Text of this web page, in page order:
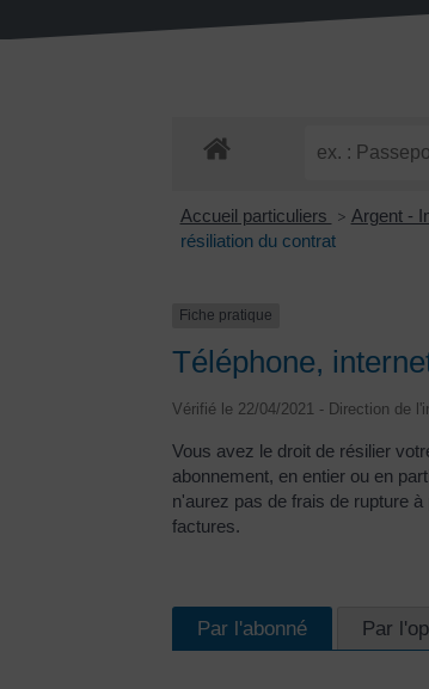
Accueil particuliers > Argent -
résiliation du contrat
Fiche pratique
Téléphone,
Vérifié le 22/04/2021 - Direction de
Vous avez le droit de résilier
abonnement, en entier ou en
n'aurez pas de frais de rupture
factures.
Par l'abonné Par